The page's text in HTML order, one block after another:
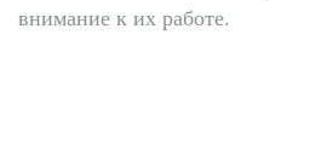
внимание к их работе.